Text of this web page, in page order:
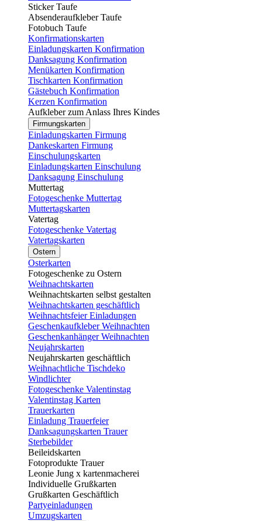
Sticker Taufe
Absenderaufkleber Taufe
Fotobuch Taufe
Konfirmationskarten
Einladungskarten Konfirmation
Danksagung Konfirmation
Menükarten Konfirmation
Tischkarten Konfirmation
Gästebuch Konfirmation
Kerzen Konfirmation
Aufkleber zum Anlass Ihres Kindes
Firmungskarten
Einladungskarten Firmung
Dankeskarten Firmung
Einschulungskarten
Einladungskarten Einschulung
Danksagung Einschulung
Muttertag
Fotogeschenke Muttertag
Muttertagskarten
Vatertag
Fotogeschenke Vatertag
Vatertagskarten
Ostern
Osterkarten
Fotogeschenke zu Ostern
Weihnachtskarten
Weihnachtskarten selbst gestalten
Weihnachtskarten geschäftlich
Weihnachtsfeier Einladungen
Geschenkaufkleber Weihnachten
Geschenkanhänger Weihnachten
Neujahrskarten
Neujahrskarten geschäftlich
Weihnachtliche Tischdeko
Windlichter
Fotogeschenke Valentinstag
Valentinstag Karten
Trauerkarten
Einladung Trauerfeier
Danksagungskarten Trauer
Sterbebilder
Beileidskarten
Fotoprodukte Trauer
Leonie Jung x kartenmacherei
Individuelle Grußkarten
Grußkarten Geschäftlich
Partyeinladungen
Umzugskarten